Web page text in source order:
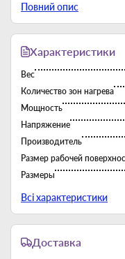
Удобная
Точный
до 300 °С.
Корпус гриля
Повний опис
Характеристики
Вес
Количество зон нагрева
Мощность
Напряжение
Производитель
Размер рабочей
Размеры
Страна-производитель
Тип подключения
Тип установки
Всі характеристики
Доставка